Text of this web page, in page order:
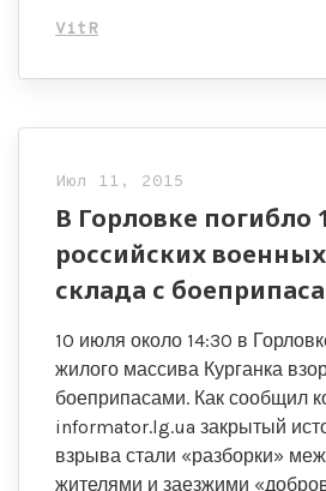
VitR
Июл 11, 2015
В Горловке погибло
российских
склада с
10 июля около 14:30 в
жилого массива Курганка
боеприпасами. Как сообщил
informator.lg.ua закрытый
взрыва стали «разборки»
жителями и заезжими